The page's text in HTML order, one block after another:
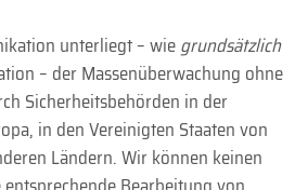
unterliegt – wiegrundsätzlich
– der Massen­überwachung ohne
Sicher­heitsbehörden in der
in den Vereinigten Staaten von
Ländern. Wir können keinen